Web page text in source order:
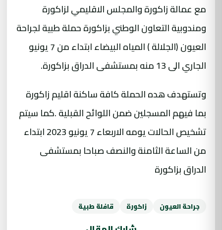
مع عمالة زاكورة والمجلس الاقليمي لزاكورة
ومندوبية التعاون الوطني بزاكورة حملة طبية لجراحة
العيون (الجلالة ) المياه البيضاء ابتداء من 7 يونيو
الجاري الى 13 منه بمستشفى الدراق بزاكورة.
وتستهدف هده الحملة كافة ساكنة اقليم زاكورة
بما فيهم المسجلين ضمن اللوائح القبلية .كما سيتم
تشخيص الحالات يومه الاربعاء 7 يونيو 2023 ابتداء
من الساعة الثامنة والنصف صباحا بمستشفى
الدراق بزاكورة
جراحة العيون زاكورة قافلة طبية